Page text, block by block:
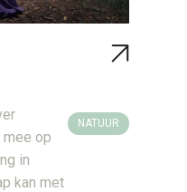
op
in
kan met
NATUUR